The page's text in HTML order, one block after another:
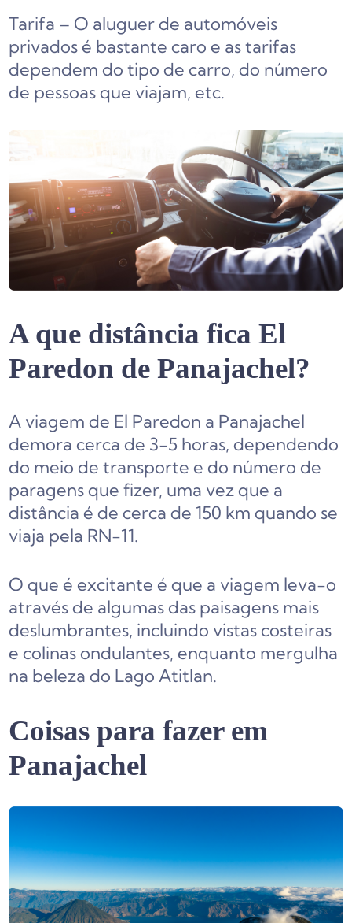
Tarifa – O aluguer de automóveis
privados é bastante caro e as tarifas
dependem do tipo de carro, do número
de pessoas que viajam, etc.
A que distância fica El
Paredon de Panajachel?
A viagem de El Paredon a Panajachel
demora cerca de 3-5 horas, dependendo
do meio de transporte e do número de
paragens que fizer, uma vez que a
distância é de cerca de 150 km quando se
viaja pela RN-11.
O que é excitante é que a viagem leva-o
através de algumas das paisagens mais
deslumbrantes, incluindo vistas costeiras
e colinas ondulantes, enquanto mergulha
na beleza do Lago Atitlan.
Coisas para fazer em
Panajachel